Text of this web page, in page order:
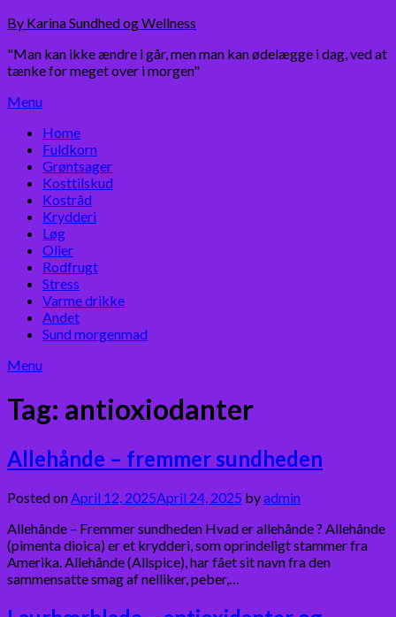
Skip
content
By Karina Sundhed og Wellness
"Man kan ikke ændre i går, men man kan ødelægge i dag, ved at
tænke for meget over i morgen"
Menu
Home
Fuldkorn
Grøntsager
Kosttilskud
Kostråd
Krydderi
Løg
Olier
Rodfrugt
Stress
Varme drikke
Andet
Sund morgenmad
Menu
Tag: antioxiodanter
Allehånde – fremmer sundheden
Posted on April 12, 2025April 24, 2025 byadmin
Allehånde – Fremmer sundheden Hvad er allehånde ? Allehånde
(pimenta dioica) er et krydderi, som oprindeligt stammer fra
Amerika. Allehånde (Allspice), har fået sit navn fra den
sammensatte smag af nelliker, peber,…